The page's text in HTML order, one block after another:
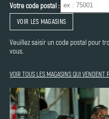
Votre code postal :
VOIR LES MAGASINS
Veuillez saisir un code postal pour
vous.
VOIR TOUS LES MAGASINS QUI VENDENT